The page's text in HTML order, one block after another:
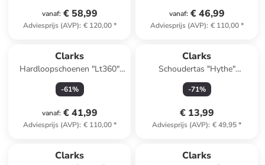
vanaf: € 58,99
Adviesprijs (AVP): € 120,00*
vanaf: € 46,99
Adviesprijs (AVP): € 110,00*
Clarks
Hardloopschoenen "Lt360"
zwart
-61%
vanaf: € 41,99
Adviesprijs (AVP): € 110,00*
Clarks
Schoudertas "Hythe"
lichtbruin - (B)22 x (H)15 x
(D)8 cm
-71%
€ 13,99
Adviesprijs (AVP): € 49,95*
Clarks Clarks